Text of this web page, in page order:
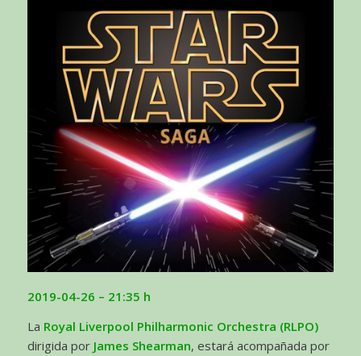
2019-04-26 – 21:35 h
La Royal Liverpool Philharmonic Orchestra (RLPO)
dirigida por James Shearman, estará acompañada por